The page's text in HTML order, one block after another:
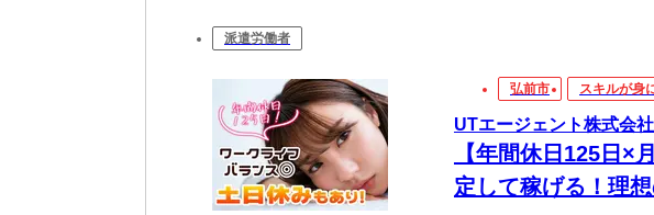
派遣労働者
弘前市 スキルが身
UTエージェント株式会
【年間休日125日×
定して稼げる！理